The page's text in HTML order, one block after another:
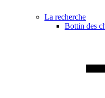
La recherche
Bottin des